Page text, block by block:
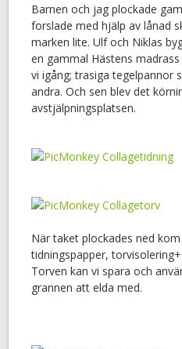
Barnen och jag plockade
forslade med hjälp av lånad
marken lite. Ulf och Niklas
en gammal Hästens
vi igång; trasiga tegelpannor
andra. Och sen blev det
avstjälpningsplatsen.
När taket plockades ned
tidningspapper,
Torven kan vi spara och
grannen att elda med.